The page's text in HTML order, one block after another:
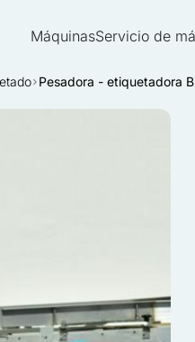
MáquinasServicio de
Pesadora - etiquetadora